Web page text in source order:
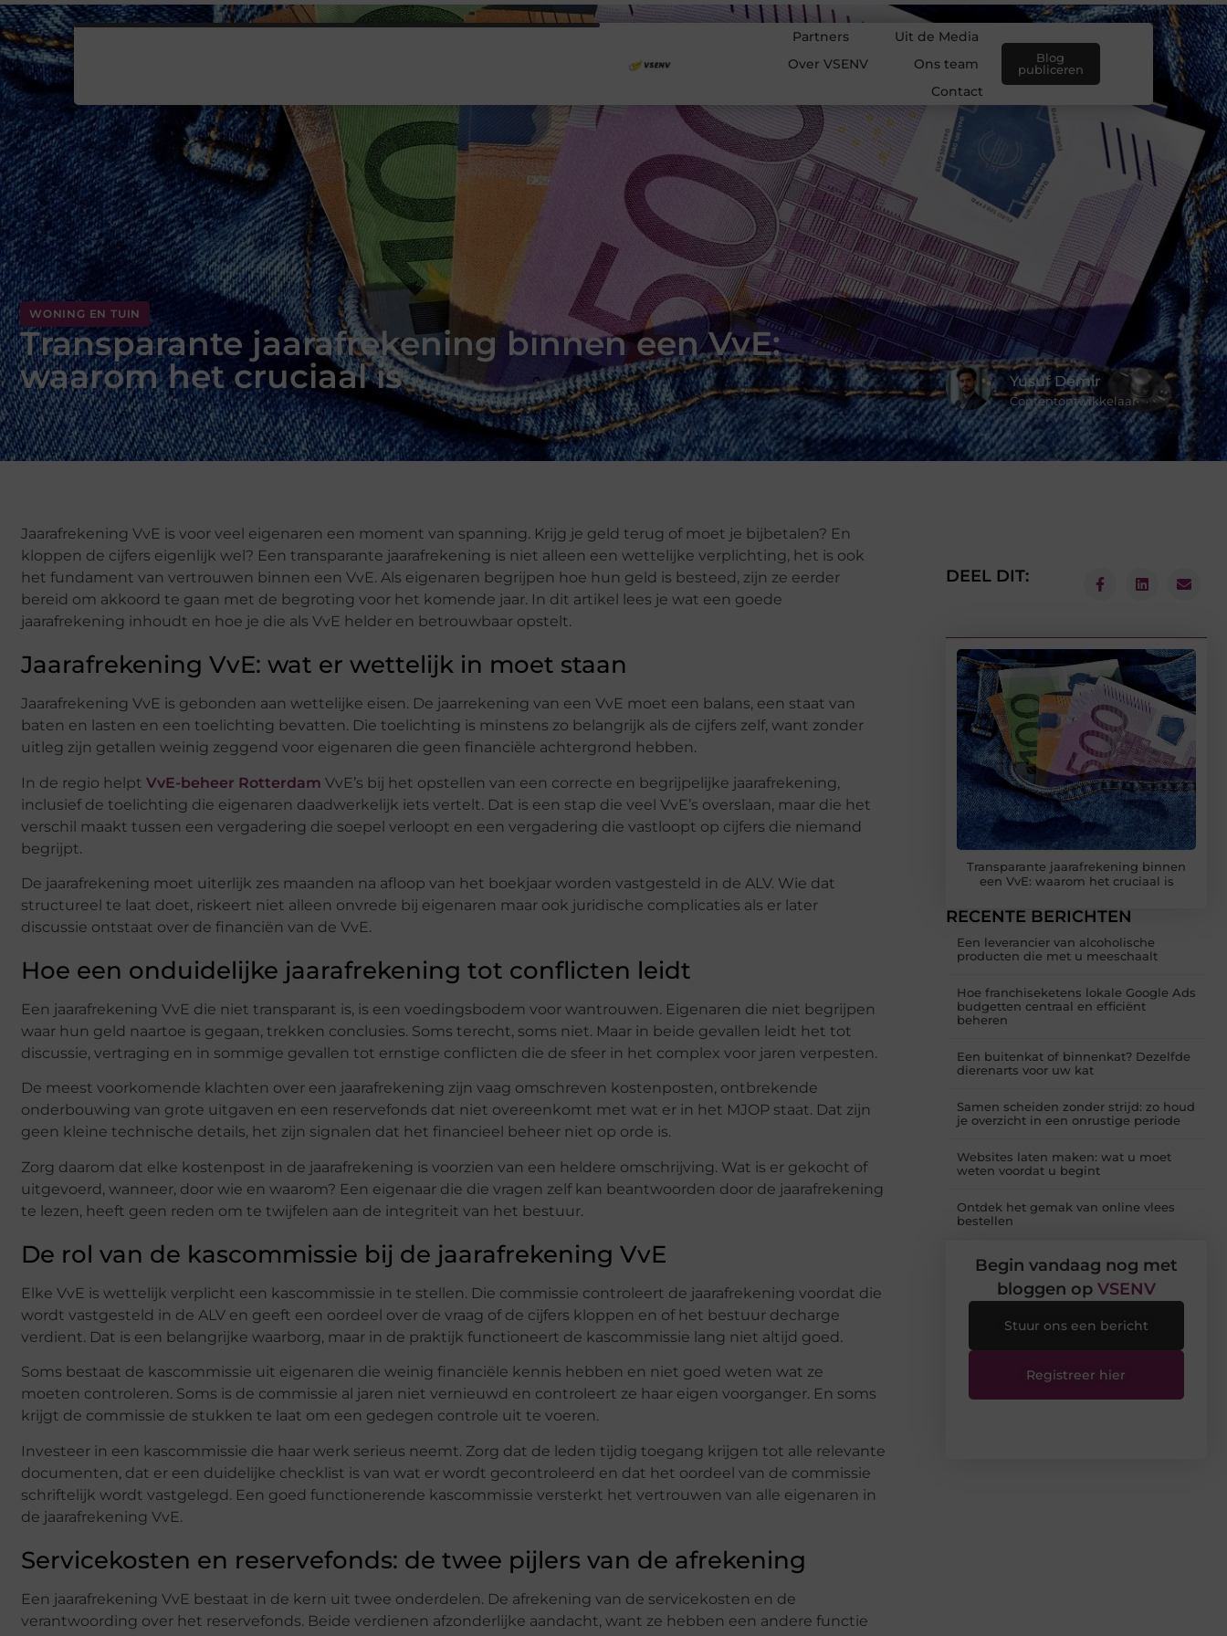
Partners
Uit de Media
Over VSENV
Ons team
Contact
Blog
publiceren
WONING EN TUIN
Transparante jaarafrekening binnen een VvE:
waarom het cruciaal is
Yusuf Demir
Contentontwikkelaar
Jaarafrekening VvE is voor veel eigenaren een moment van spanning. Krijg je geld terug of moet je bijbetalen? En
kloppen de cijfers eigenlijk wel? Een transparante jaarafrekening is niet alleen een wettelijke verplichting, het is ook
het fundament van vertrouwen binnen een VvE. Als eigenaren begrijpen hoe hun geld is besteed, zijn ze eerder
bereid om akkoord te gaan met de begroting voor het komende jaar. In dit artikel lees je wat een goede
jaarafrekening inhoudt en hoe je die als VvE helder en betrouwbaar opstelt.
Jaarafrekening VvE: wat er wettelijk in moet staan
Jaarafrekening VvE is gebonden aan wettelijke eisen. De jaarrekening van een VvE moet een balans, een staat van
baten en lasten en een toelichting bevatten. Die toelichting is minstens zo belangrijk als de cijfers zelf, want zonder
uitleg zijn getallen weinig zeggend voor eigenaren die geen financiële achtergrond hebben.
In de regio helpt VvE-beheer Rotterdam VvE’s bij het opstellen van een correcte en begrijpelijke jaarafrekening,
inclusief de toelichting die eigenaren daadwerkelijk iets vertelt. Dat is een stap die veel VvE’s overslaan, maar die het
verschil maakt tussen een vergadering die soepel verloopt en een vergadering die vastloopt op cijfers die niemand
begrijpt.
De jaarafrekening moet uiterlijk zes maanden na afloop van het boekjaar worden vastgesteld in de ALV. Wie dat
structureel te laat doet, riskeert niet alleen onvrede bij eigenaren maar ook juridische complicaties als er later
discussie ontstaat over de financiën van de VvE.
Hoe een onduidelijke jaarafrekening tot conflicten leidt
Een jaarafrekening VvE die niet transparant is, is een voedingsbodem voor wantrouwen. Eigenaren die niet begrijpen
waar hun geld naartoe is gegaan, trekken conclusies. Soms terecht, soms niet. Maar in beide gevallen leidt het tot
discussie, vertraging en in sommige gevallen tot ernstige conflicten die de sfeer in het complex voor jaren verpesten.
De meest voorkomende klachten over een jaarafrekening zijn vaag omschreven kostenposten, ontbrekende
onderbouwing van grote uitgaven en een reservefonds dat niet overeenkomt met wat er in het MJOP staat. Dat zijn
geen kleine technische details, het zijn signalen dat het financieel beheer niet op orde is.
Zorg daarom dat elke kostenpost in de jaarafrekening is voorzien van een heldere omschrijving. Wat is er gekocht of
uitgevoerd, wanneer, door wie en waarom? Een eigenaar die die vragen zelf kan beantwoorden door de jaarafrekening
te lezen, heeft geen reden om te twijfelen aan de integriteit van het bestuur.
De rol van de kascommissie bij de jaarafrekening VvE
Elke VvE is wettelijk verplicht een kascommissie in te stellen. Die commissie controleert de jaarafrekening voordat die
wordt vastgesteld in de ALV en geeft een oordeel over de vraag of de cijfers kloppen en of het bestuur decharge
verdient. Dat is een belangrijke waarborg, maar in de praktijk functioneert de kascommissie lang niet altijd goed.
Soms bestaat de kascommissie uit eigenaren die weinig financiële kennis hebben en niet goed weten wat ze
moeten controleren. Soms is de commissie al jaren niet vernieuwd en controleert ze haar eigen voorganger. En soms
krijgt de commissie de stukken te laat om een gedegen controle uit te voeren.
Investeer in een kascommissie die haar werk serieus neemt. Zorg dat de leden tijdig toegang krijgen tot alle relevante
documenten, dat er een duidelijke checklist is van wat er wordt gecontroleerd en dat het oordeel van de commissie
schriftelijk wordt vastgelegd. Een goed functionerende kascommissie versterkt het vertrouwen van alle eigenaren in
de jaarafrekening VvE.
Servicekosten en reservefonds: de twee pijlers van de afrekening
Een jaarafrekening VvE bestaat in de kern uit twee onderdelen. De afrekening van de servicekosten en de
verantwoording over het reservefonds. Beide verdienen afzonderlijke aandacht, want ze hebben een andere functie
DEEL DIT:
Transparante jaarafrekening binnen
een VvE: waarom het cruciaal is
RECENTE BERICHTEN
Een leverancier van alcoholische
producten die met u meeschaalt
Hoe franchiseketens lokale Google Ads
budgetten centraal en efficiënt
beheren
Een buitenkat of binnenkat? Dezelfde
dierenarts voor uw kat
Samen scheiden zonder strijd: zo houd
je overzicht in een onrustige periode
Websites laten maken: wat u moet
weten voordat u begint
Ontdek het gemak van online vlees
bestellen
Begin vandaag nog met
bloggen op VSENV
Stuur ons een bericht
Registreer hier